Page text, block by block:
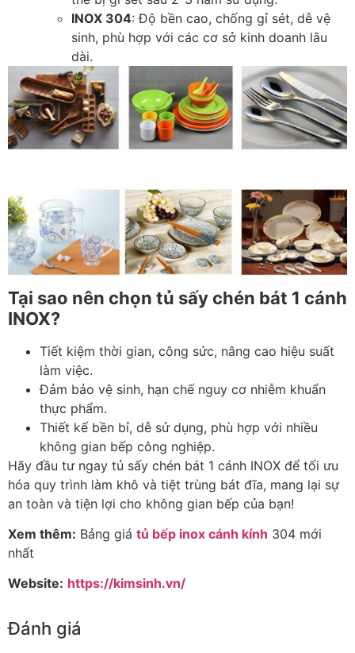
INOX 304: Độ bền cao, chống gỉ sét, dễ vệ
sinh, phù hợp với các cơ sở kinh doanh lâu
dài.
Tại sao nên chọn tủ sấy chén bát 1 cánh
INOX?
Tiết kiệm thời gian, công sức, nâng cao hiệu suất
làm việc.
Đảm bảo vệ sinh, hạn chế nguy cơ nhiễm khuẩn
thực phẩm.
Thiết kế bền bỉ, dễ sử dụng, phù hợp với nhiều
không gian bếp công nghiệp.
Hãy đầu tư ngay tủ sấy chén bát 1 cánh INOX để tối ưu
hóa quy trình làm khô và tiệt trùng bát đĩa, mang lại sự
an toàn và tiện lợi cho không gian bếp của bạn!
Xem thêm: Bảng giá tủ bếp inox cánh kính 304 mới
nhất
Website: https://kimsinh.vn/
Đánh giá